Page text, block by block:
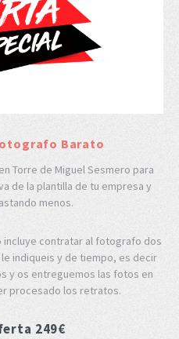
Barato
Torre de Miguel Sesmero para
de la plantilla de tu empresa y
menos.
contratar al fotografo dos
indiqueis y de tiempo, es decir
y os entreguemos las fotos en
procesado los retratos.
249€